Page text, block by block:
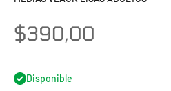
Precio de oferta
$390,00
Disponible